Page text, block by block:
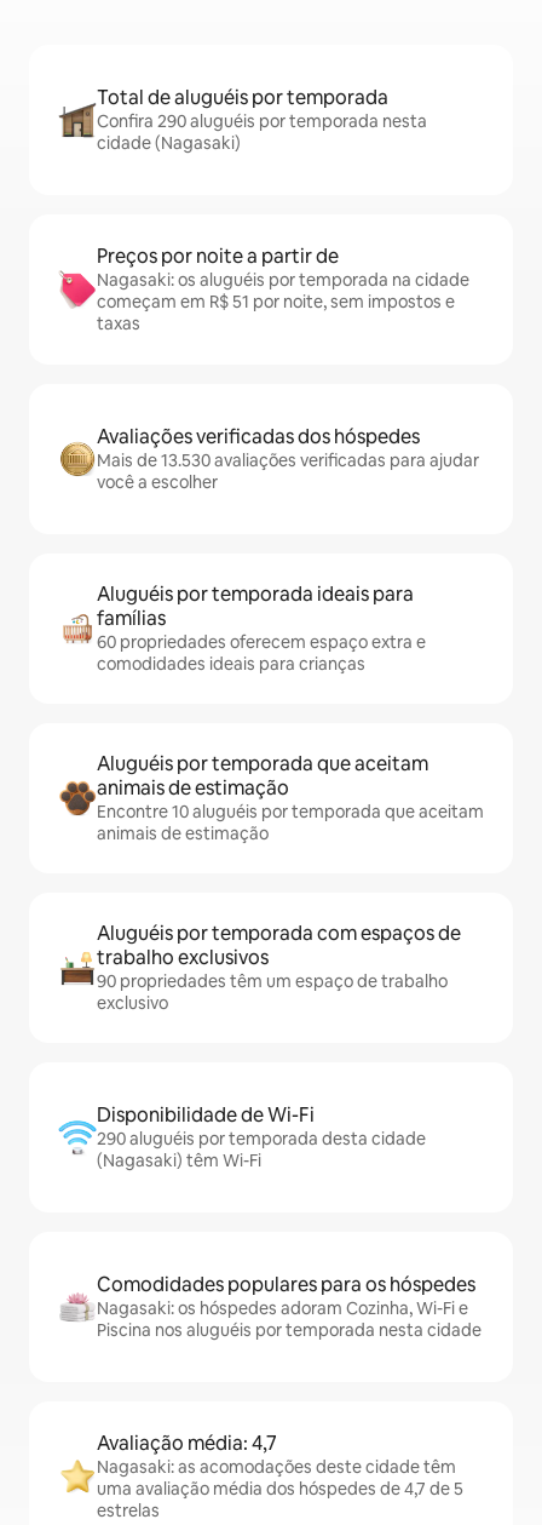
Total de aluguéis por temporada
Confira 290 aluguéis por temporada nesta
cidade (Nagasaki)
Preços por noite a partir de
Nagasaki: os aluguéis por temporada na cidade
começam em R$ 51 por noite, sem impostos e
taxas
Avaliações verificadas dos hóspedes
Mais de 13.530 avaliações verificadas para ajudar
você a escolher
Aluguéis por temporada ideais para
famílias
60 propriedades oferecem espaço extra e
comodidades ideais para crianças
Aluguéis por temporada que aceitam
animais de estimação
Encontre 10 aluguéis por temporada que aceitam
animais de estimação
Aluguéis por temporada com espaços de
trabalho exclusivos
90 propriedades têm um espaço de trabalho
exclusivo
Disponibilidade de Wi-Fi
290 aluguéis por temporada desta cidade
(Nagasaki) têm Wi-Fi
Comodidades populares para os hóspedes
Nagasaki: os hóspedes adoram Cozinha, Wi-Fi e
Piscina nos aluguéis por temporada nesta cidade
Avaliação média: 4,7
Nagasaki: as acomodações deste cidade têm
uma avaliação média dos hóspedes de 4,7 de 5
estrelas